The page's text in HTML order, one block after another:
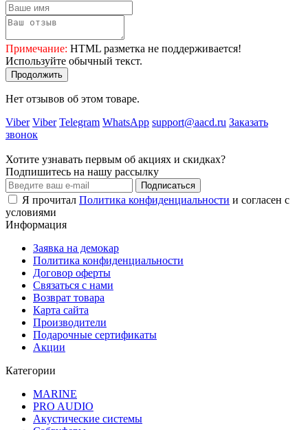
Примечание: HTML разметка не поддерживается!
Используйте обычный текст.
Продолжить
Нет отзывов об этом товаре.
Viber Viber Telegram WhatsApp support@aacd.ru Заказать
звонок
Хотите узнавать первым об акциях и скидках?
Подпишитесь на нашу рассылку
Подписаться
Я прочитал Политика конфиденциальности и согласен с
условиями
Информация
Заявка на демокар
Политика конфиденциальности
Договор оферты
Связаться с нами
Возврат товара
Карта сайта
Производители
Подарочные сертификаты
Акции
Категории
MARINE
PRO AUDIO
Акустические системы